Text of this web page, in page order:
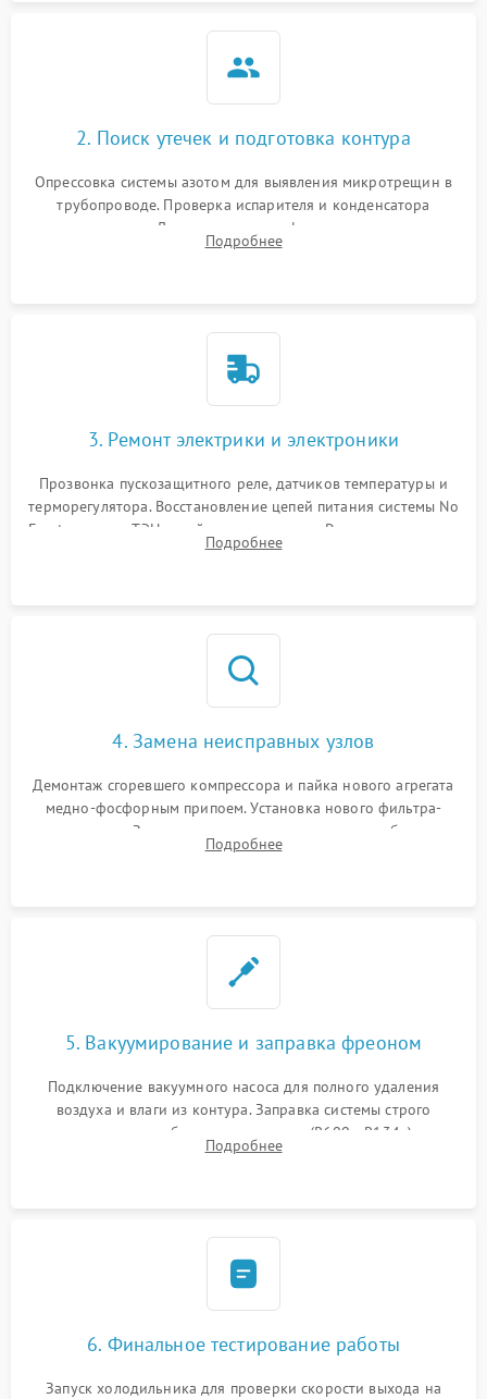
2. Поиск утечек и подготовка контура
Опрессовка системы азотом для выявления микротрещин в
трубопроводе. Проверка испарителя и конденсатора
течеискателем. Демонтаж старого фильтра-осушителя и
продувка капиллярной трубки для устранения засоров.
Подробнее
3. Ремонт электрики и электроники
Прозвонка пускозащитного реле, датчиков температуры и
терморегулятора. Восстановление цепей питания системы No
Frost, включая ТЭН оттайки и вентилятор. Ремонт или замена
платы управления при сбоях алгоритмов.
Подробнее
4. Замена неисправных узлов
Демонтаж сгоревшего компрессора и пайка нового агрегата
медно-фосфорным припоем. Установка нового фильтра-
осушителя. Замена изношенных вентиляторов обдува,
сломанных заслонок или поврежденных дверных петель.
Подробнее
5. Вакуумирование и заправка фреоном
Подключение вакуумного насоса для полного удаления
воздуха и влаги из контура. Заправка системы строго
дозированным объемом хладагента (R600a, R134a) по
электронным весам. Контроль рабочего давления в системе.
Подробнее
6. Финальное тестирование работы
Запуск холодильника для проверки скорости выхода на